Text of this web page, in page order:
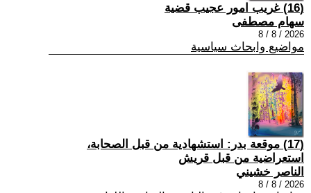
(16) غريب امور عجيب قضية
سهام مصطفى
2026 / 8 / 8
مواضيع وابحاث سياسية
(17) موقعة بدر: استشهادية من قبل الصحابة،
استعراضية من قبل قريش
الناصر خشيني
2026 / 8 / 8